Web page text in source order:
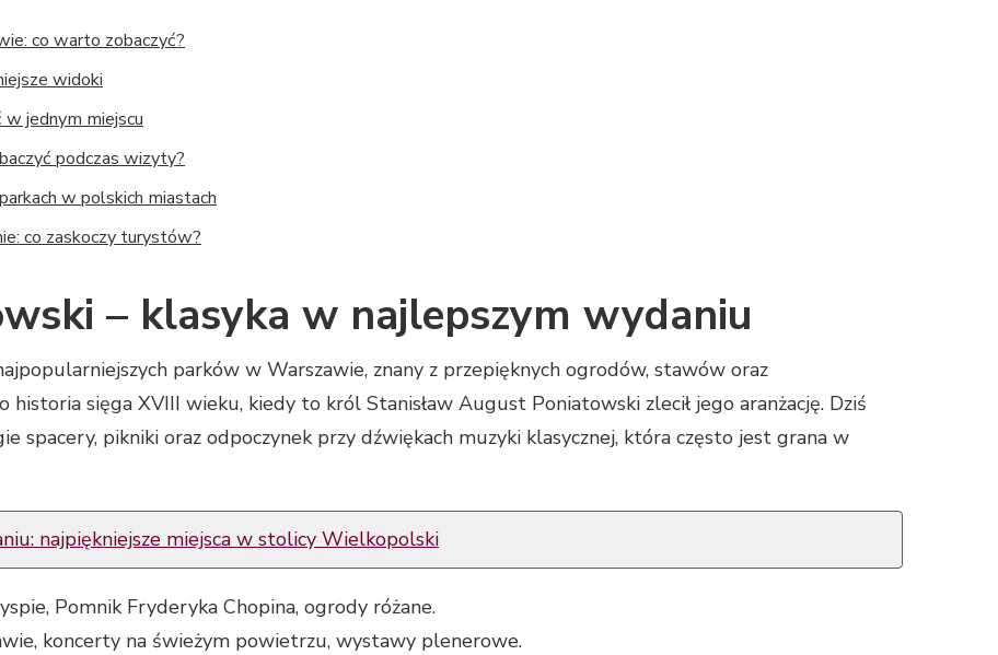
co warto zobaczyć?
widoki
w jednym miejscu
podczas wizyty?
w polskich miastach
co zaskoczy turystów?
– klasyka w najlepszym wydaniu
parków w Warszawie, znany z przepięknych ogrodów, stawów oraz
historia sięga XVIII wieku, kiedy to król Stanisław August Poniatowski zlecił jego aranżację. Dziś
spacery, pikniki oraz odpoczynek przy dźwiękach muzyki klasycznej, która często jest grana w
najpiękniejsze miejsca w stolicy Wielkopolski
Pomnik Fryderyka Chopina, ogrody różane.
koncerty na świeżym powietrzu, wystawy plenerowe.